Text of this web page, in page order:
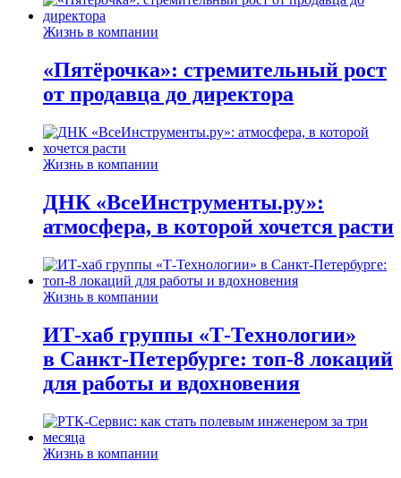
Жизнь в компании
«Пятёрочка»: стремительный рост
от продавца до директора
Жизнь в компании
ДНК «ВсеИнструменты.ру»:
атмосфера, в которой хочется расти
Жизнь в компании
ИТ-хаб группы «Т-Технологии»
в Санкт-Петербурге: топ-8 локаций
для работы и вдохновения
Жизнь в компании